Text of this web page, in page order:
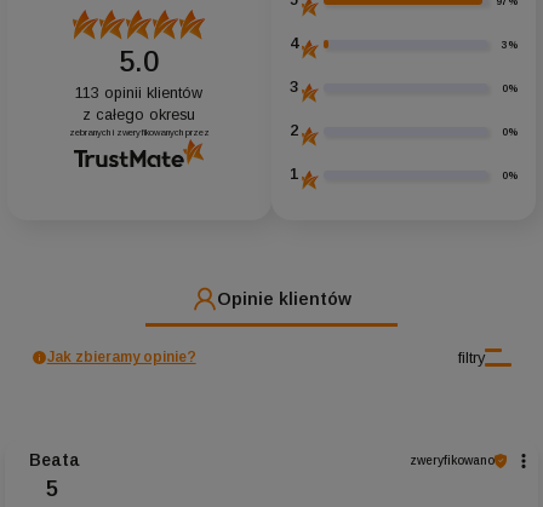
5.0
113 opinii klientów
z całego okresu
zebranych i zweryfikowanych przez
4 3%
3 0%
2 0%
1 0%
Opinie klientów
filtry
Jak zbieramy opinie?
Beata zweryfikowano
5